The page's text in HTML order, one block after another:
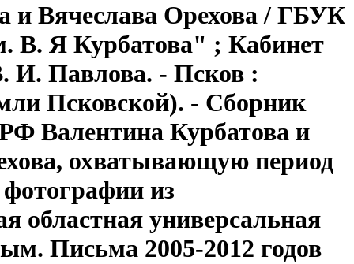
и Вячеслава Орехова / ГБУК
В. Я Курбатова" ; Кабинет
И. Павлова. - Псков :
Псковской). - Сборник
Валентина Курбатова и
охватывающую период
фотографии из
областная универсальная
Письма 2005-2012 годов